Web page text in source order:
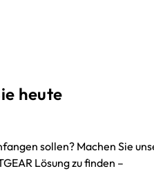
heute
sollen? Machen Sie
Lösung zu finden –